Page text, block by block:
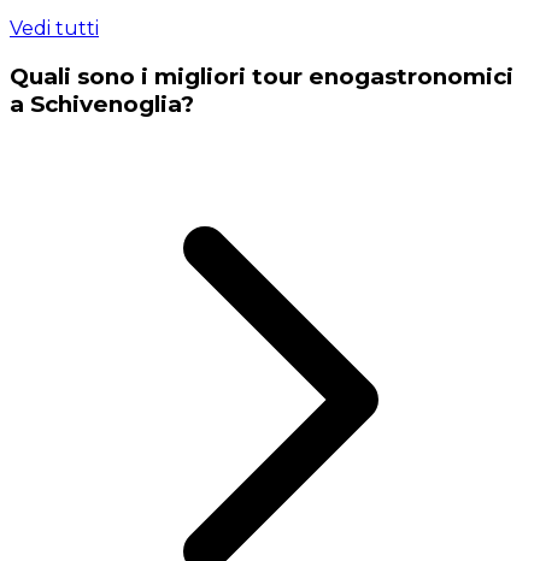
Vedi tutti
Quali sono i migliori tour enogastronomici
a Schivenoglia?